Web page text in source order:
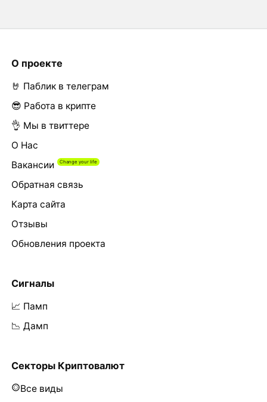
О проекте
🤘 Паблик в телеграм
😎 Работа в крипте
👌 Мы в твиттере
О Нас
Вакансии
Обратная связь
Карта сайта
Отзывы
Обновления проекта
Сигналы
📈 Памп
📉 Дамп
Секторы Криптовалют
Все виды